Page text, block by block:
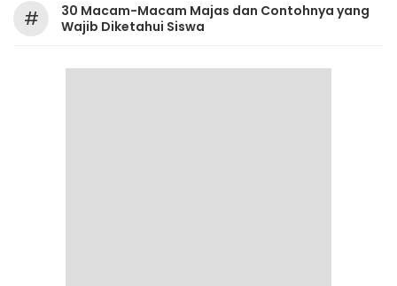
#
30 Macam-Macam Majas dan Contohnya yang
Wajib Diketahui Siswa